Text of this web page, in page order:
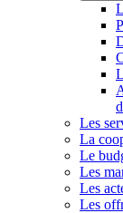
Les
La
Le
Les
Les
Les